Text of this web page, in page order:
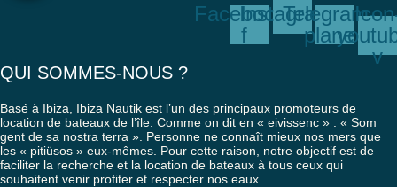
Facebook-
f
Instagram
Telegram-
plane
v
QUI SOMMES-NOUS ?
Basé à Ibiza, Ibiza Nautik est l’un des principaux promoteurs de
location de bateaux de l’île. Comme on dit en « eivissenc » : « Som
gent de sa nostra terra ». Personne ne connaît mieux nos mers que
les « pitiüsos » eux-mêmes. Pour cette raison, notre objectif est de
faciliter la recherche et la location de bateaux à tous ceux qui
souhaitent venir profiter et respecter nos eaux.